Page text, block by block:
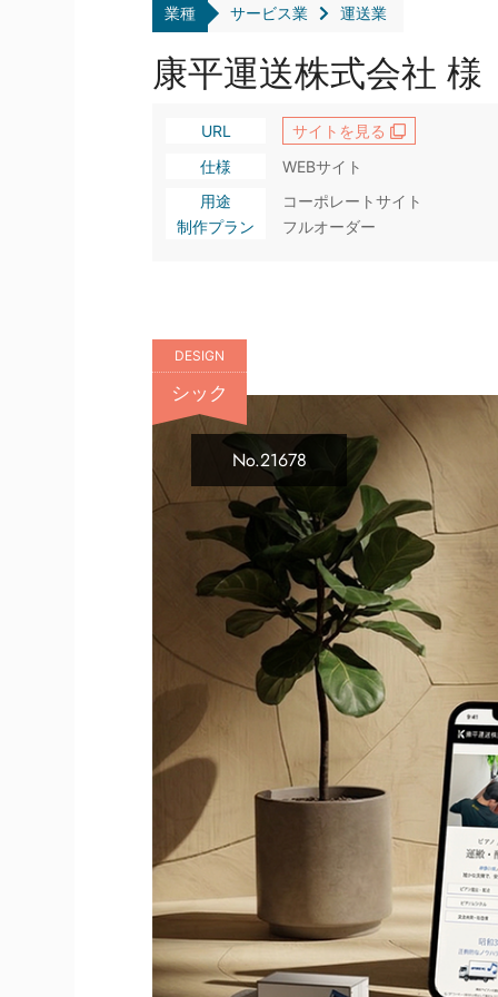
業種 サービス業 運送業
康平運送株式会社 様
URL
サイトを見る
仕様
WEBサイト
用途
コーポレートサイト
制作プラン
フルオーダー
DESIGN
シック
No.21678